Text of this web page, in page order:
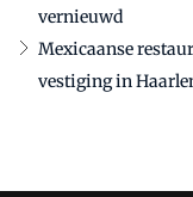
vernieuwd
Mexicaanse
vestiging in